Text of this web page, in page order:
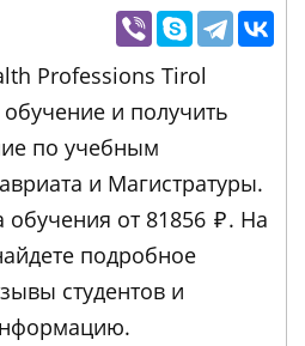
Professions Tirol
и получить
по учебным
и Магистратуры.
от 81856 ₽. На
подробное
студентов и